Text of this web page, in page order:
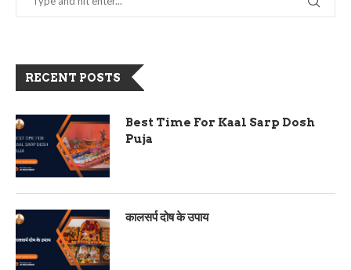
RECENT POSTS
Best Time For Kaal Sarp Dosh
Puja
कालसर्प दोष के उपाय